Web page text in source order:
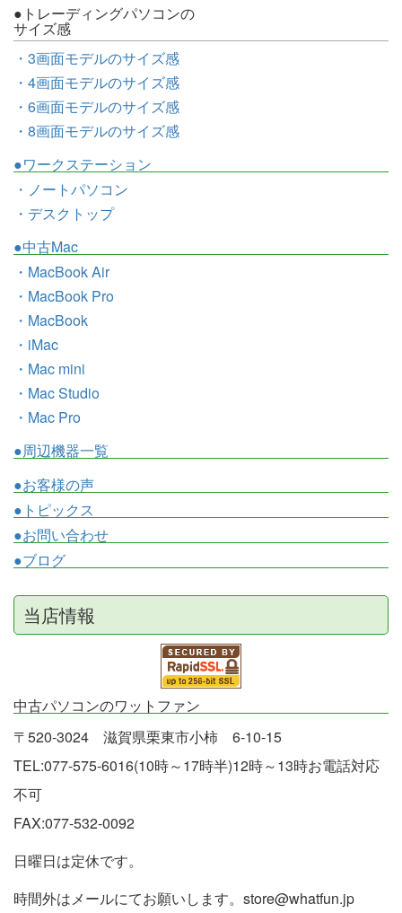
●トレーディングパソコンの
サイズ感
・3画面モデルのサイズ感
・4画面モデルのサイズ感
・6画面モデルのサイズ感
・8画面モデルのサイズ感
●ワークステーション
・ノートパソコン
・デスクトップ
●中古Mac
・MacBook Air
・MacBook Pro
・MacBook
・iMac
・Mac mini
・Mac Studio
・Mac Pro
●周辺機器一覧
●お客様の声
●トピックス
●お問い合わせ
●ブログ
当店情報
中古パソコンのワットファン
〒520-3024 滋賀県栗東市小柿 6-10-15
TEL:077-575-6016(10時～17時半)12時～13時お電話対応
不可
FAX:077-532-0092
日曜日は定休です。
時間外はメールにてお願いします。store@whatfun.jp